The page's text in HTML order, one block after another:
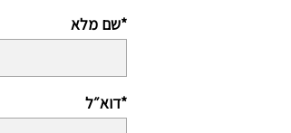
שם מלא*
דוא״ל*